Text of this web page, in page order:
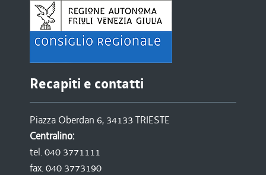
Recapiti e contatti
Piazza Oberdan 6, 34133 TRIESTE
Centralino:
tel. 040 3771111
fax. 040 3773190